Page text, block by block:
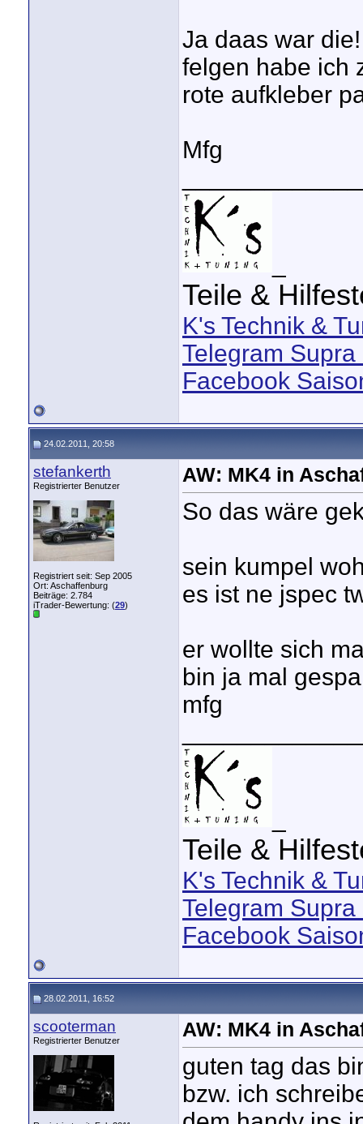
Ja daas war die!
felgen habe ich
rote aufkleber
Mfg
Teile &
K's Technik &
Telegram
Facebook
24.02.2011, 20:58
stefankerth
Registrierter Benutzer
Registriert seit: Sep 2005
Ort: Aschaffenburg
Beiträge: 2.784
iTrader-Bewertung: (29)
AW: MK4 in
So das wäre
sein kumpel
es ist ne jspec
er wollte sich
bin ja mal
mfg
Teile &
K's Technik &
Telegram
Facebook
28.02.2011, 16:52
scooterman
Registrierter Benutzer AW: MK4 in
guten tag das
bzw. ich